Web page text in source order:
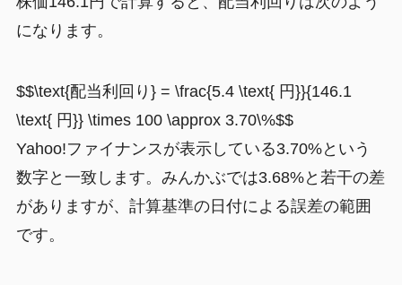
になります。
$$\text{配当利回り} = \frac{5.4 \text{ 円}}{146.1
\text{ 円}} \times 100 \approx 3.70\%$$
Yahoo!ファイナンスが表示している3.70%という
数字と一致します。みんかぶでは3.68%と若干の差
がありますが、計算基準の日付による誤差の範囲
です。